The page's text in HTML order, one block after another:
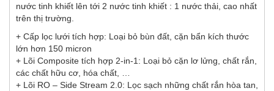
nước tinh khiết lên tới 2 nước tinh khiết : 1 nước thải, cao nhất
trên thị trường.
+ Cấp lọc lưới tích hợp: Loại bỏ bùn đất, cặn bẩn kích thước
lớn hơn 150 micron
+ Lõi Composite tích hợp 2-in-1: Loại bỏ cặn lơ lửng, chất rắn,
các chất hữu cơ, hóa chất, …
+ Lõi RO – Side Stream 2.0: Lọc sạch những chất rắn hòa tan,